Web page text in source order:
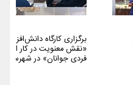
برگزاری کارگاه
«نقش معنویت در کار
فردی جوانان» در شهرستان